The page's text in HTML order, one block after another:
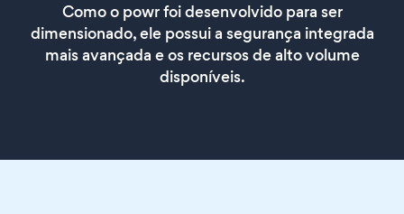
Como o powr foi desenvolvido para ser
dimensionado, ele possui a segurança integrada
mais avançada e os recursos de alto volume
disponíveis.